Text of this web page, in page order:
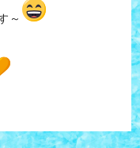
～